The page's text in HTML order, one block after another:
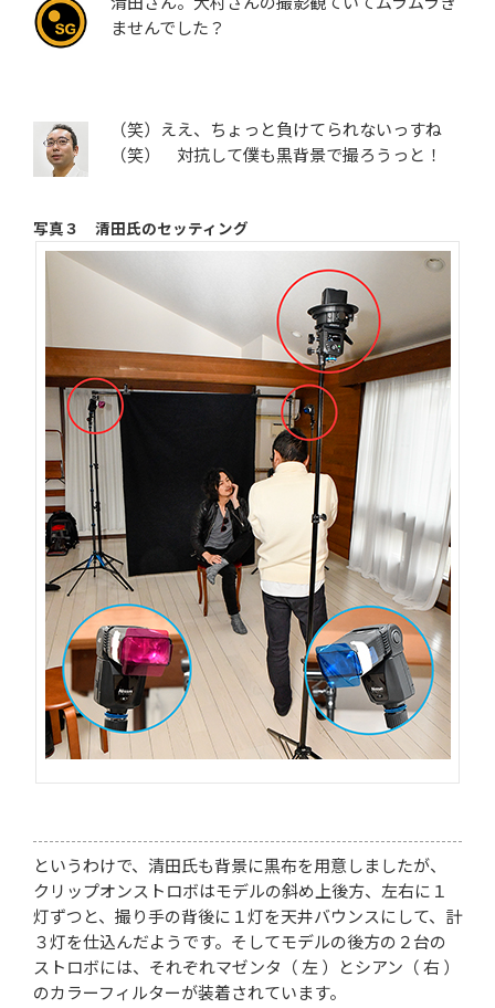
ませんでした？
（笑）ええ、ちょっと負けてられないっすね
（笑） 対抗して僕も黒背景で撮ろうっと！
写真３ 清田氏のセッティング
というわけで、清田氏も背景に黒布を用意しましたが、
クリップオンストロボはモデルの斜め上後方、左右に１
灯ずつと、撮り手の背後に１灯を天井バウンスにして、計
３灯を仕込んだようです。そしてモデルの後方の２台の
ストロボには、それぞれマゼンタ（ 左 ）とシアン（ 右 ）
のカラーフィルターが装着されています。